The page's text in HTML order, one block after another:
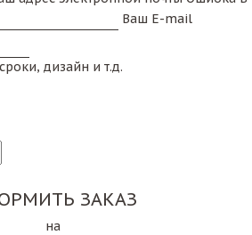
Ваш E-mail
дизайн и т.д.
ЗАКАЗ
на